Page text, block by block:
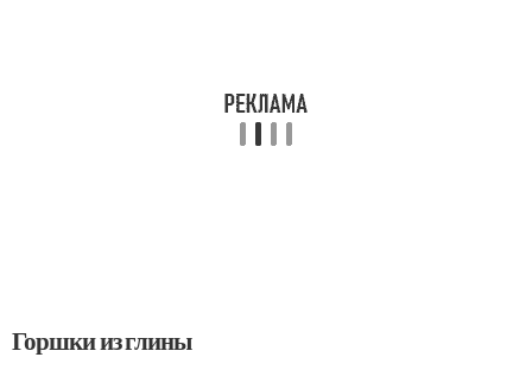
Горшки из глины